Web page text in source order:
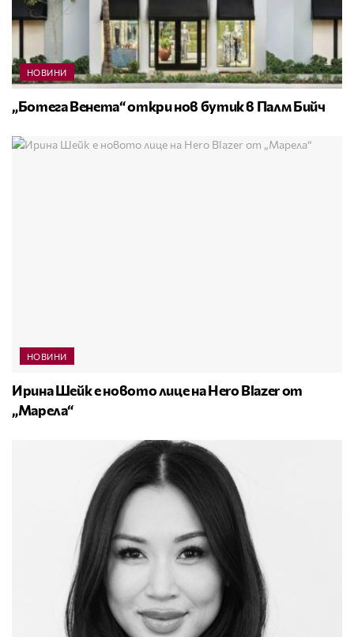
НОВИНИ
„Ботега Венета“ откри нов бутик в Палм Бийч
НОВИНИ
Ирина Шейк е новото лице на Hero Blazer от
„Марела“